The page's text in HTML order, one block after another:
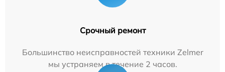
Срочный ремонт
Большинство неисправностей техники Zelmer
мы устраняем в течение 2 часов.